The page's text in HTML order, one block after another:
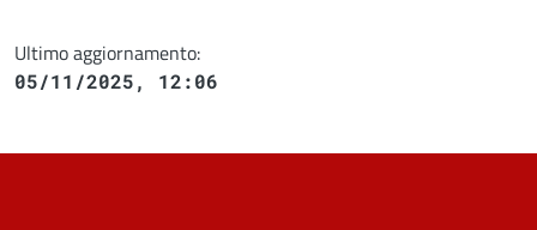
Ultimo aggiornamento:
05/11/2025, 12:06